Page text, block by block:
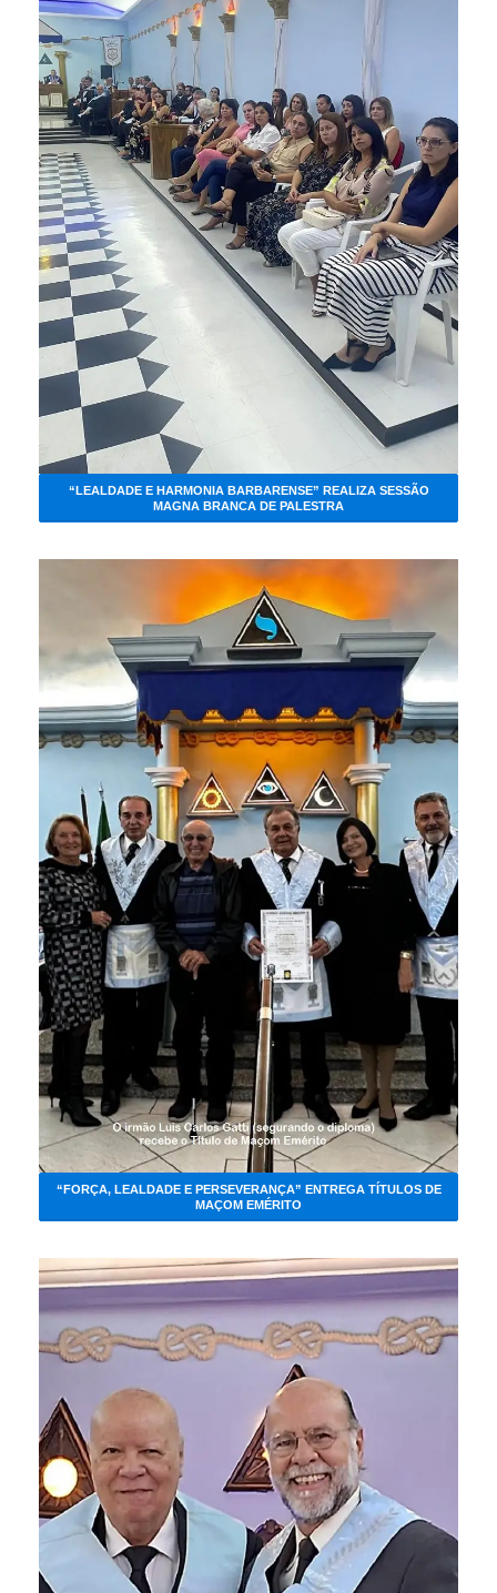
“LEALDADE E HARMONIA BARBARENSE” REALIZA SESSÃO
MAGNA BRANCA DE PALESTRA
“FORÇA, LEALDADE E PERSEVERANÇA” ENTREGA TÍTULOS DE
MAÇOM EMÉRITO